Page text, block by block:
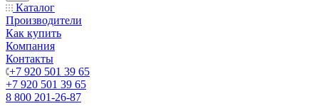
Каталог
Производители
Как купить
Компания
Контакты
+7 920 501 39 65
+7 920 501 39 65
8 800 201-26-87